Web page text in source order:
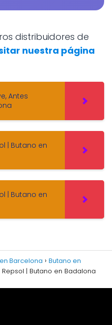
nuestra página
Antes
| Butano en
| Butano en
Barcelona
Butano en
| Butano en Badalona